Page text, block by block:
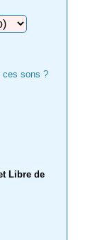
ces sons ?
Libre de